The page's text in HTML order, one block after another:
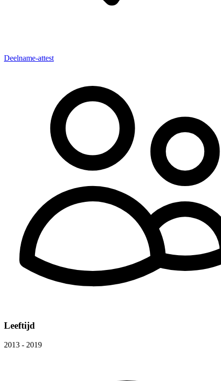
Deelname-attest
Leeftijd
2013 - 2019